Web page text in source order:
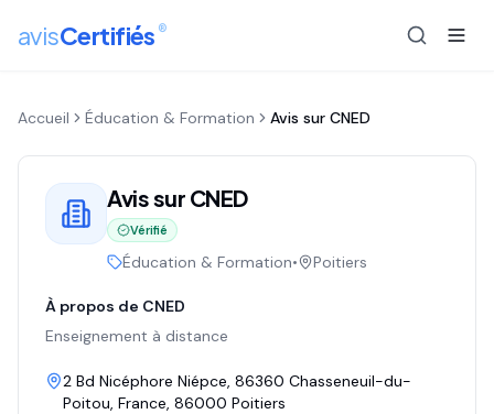
avisCertifiés ®
Accueil Éducation & Formation Avis sur CNED
Avis sur CNED
Vérifié
Éducation & Formation• Poitiers
À propos de CNED
Enseignement à distance
2 Bd Nicéphore Niépce, 86360 Chasseneuil-du-
Poitou, France, 86000 Poitiers